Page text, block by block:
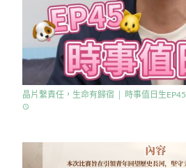
晶片繫責任，生命有歸宿 │ 時事值日生EP45
access_time